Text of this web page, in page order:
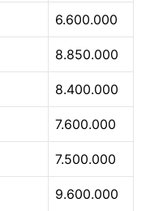
6.600.000
8.850.000
8.400.000
7.600.000
7.500.000
9.600.000